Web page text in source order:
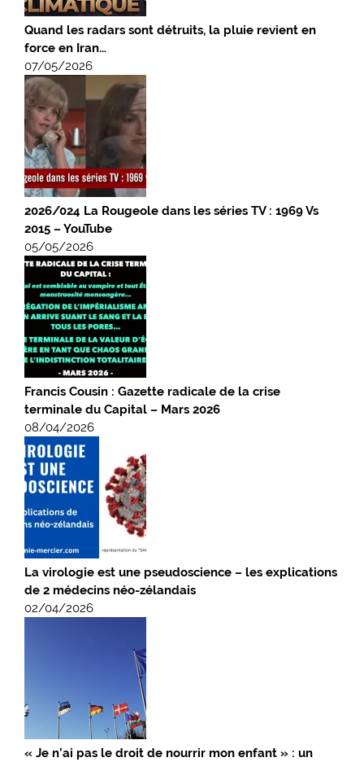
Quand les radars sont détruits, la pluie revient en
force en Iran…
07/05/2026
2026/024 La Rougeole dans les séries TV : 1969 Vs
2015 – YouTube
05/05/2026
Francis Cousin : Gazette radicale de la crise
terminale du Capital – Mars 2026
08/04/2026
La virologie est une pseudoscience – les explications
de 2 médecins néo-zélandais
02/04/2026
« Je n’ai pas le droit de nourrir mon enfant » : un